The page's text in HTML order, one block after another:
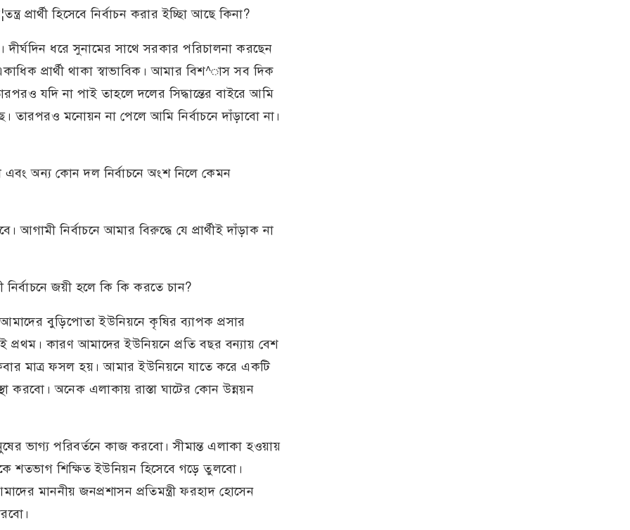
প্রার্থী হিসেবে নির্বাচন করার ইচ্ছিা আছে কিনা?
ধরে সুনামের সাথে সরকার পরিচালনা করছেন
প্রার্থী থাকা স্বাভাবিক। আমার বিশ^াস সব দিক
যদি না পাই তাহলে দলের সিদ্ধান্তের বাইরে আমি
তারপরও মনোয়ন না পেলে আমি নির্বাচনে দাঁড়াবো না।
অন্য কোন দল নির্বাচনে অংশ নিলে কেমন
নির্বাচনে আমার বিরুদ্ধে যে প্রার্থীই দাঁড়াক না
জয়ী হলে কি কি করতে চান?
বুড়িপোতা ইউনিয়নে কৃষির ব্যাপক প্রসার
প্রথম। কারণ আমাদের ইউনিয়নে প্রতি বছর বন্যায় বেশ
মাত্র ফসল হয়। আমার ইউনিয়নে যাতে করে একটি
করবো। অনেক এলাকায় রাস্তা ঘাটের কোন উন্নয়ন
ভাগ্য পরিবর্তনে কাজ করবো। সীমান্ত এলাকা হওয়ায়
শতভাগ শিক্ষিত ইউনিয়ন হিসেবে গড়ে তুলবো।
মাননীয় জনপ্রশাসন প্রতিমন্ত্রী ফরহাদ হোসেন